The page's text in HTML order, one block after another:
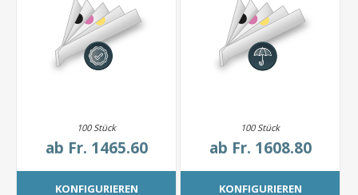
100 Stück
ab Fr. 1465.60
KONFIGURIEREN
100 Stück
ab Fr. 1608.80
KONFIGURIEREN